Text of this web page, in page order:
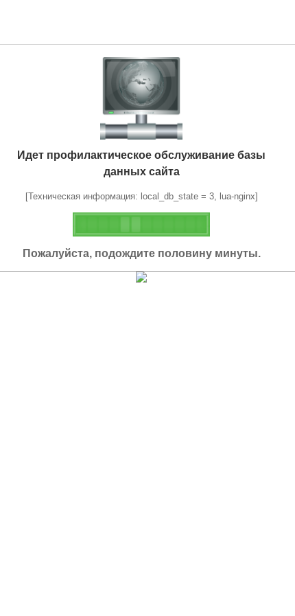
Идет профилактическое обслуживание базы
данных сайта
[Техническая информация: local_db_state = 3, lua-nginx]
Пожалуйста, подождите половину минуты.